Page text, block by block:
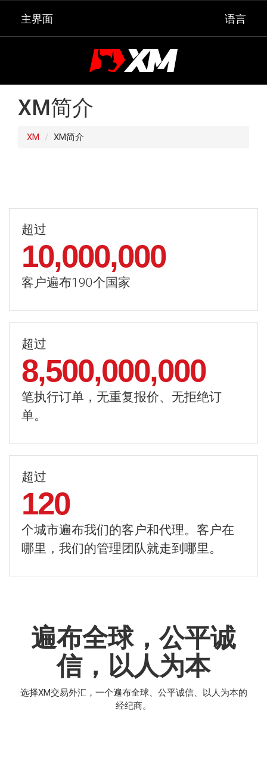
主界面 语言
XM简介
XM XM简介
超过
10,000,000
客户遍布190个国家
超过
8,500,000,000
笔执行订单，无重复报价、无拒绝订
单。
超过
120
个城市遍布我们的客户和代理。客户在
哪里，我们的管理团队就走到哪里。
遍布全球，公平诚
信，以人为本
选择XM交易外汇，一个遍布全球、公平诚信、以人为本的
经纪商。